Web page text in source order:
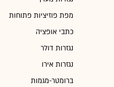
מפת פוזיציות פתוחות
כתבי אופציה
נגזרות דולר
נגזרות אירו
ברומטר-מגמות